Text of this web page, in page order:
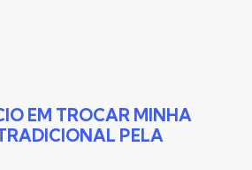
EM TROCAR MINHA
PELA